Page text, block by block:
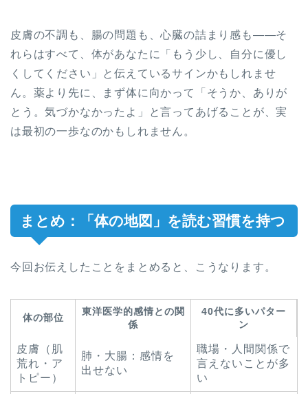
皮膚の不調も、腸の問題も、心臓の詰まり感も——そ
れらはすべて、体があなたに「もう少し、自分に優し
くしてください」と伝えているサインかもしれませ
ん。薬より先に、まず体に向かって「そうか、ありが
とう。気づかなかったよ」と言ってあげることが、実
は最初の一歩なのかもしれません。
まとめ：「体の地図」を読む習慣を持つ
今回お伝えしたことをまとめると、こうなります。
体の部位
東洋医学的感情との関
係
40代に多いパター
ン
皮膚（肌
荒れ・ア
トピー）
肺・大腸：感情を
出せない
職場・人間関係で
言えないことが多
い